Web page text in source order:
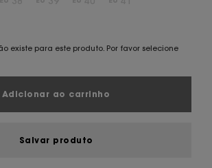
existe para este produto. Por favor selecione
Adicionar ao carrinho
Salvar produto